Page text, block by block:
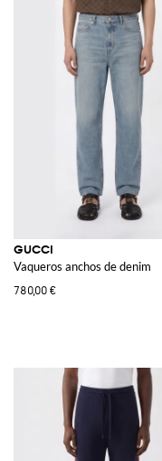
GUCCI
Vaqueros anchos de denim
780,00 €